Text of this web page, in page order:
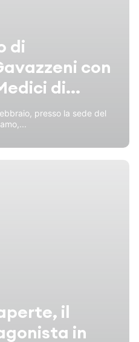
di
con
di...
presso la sede del
il
in